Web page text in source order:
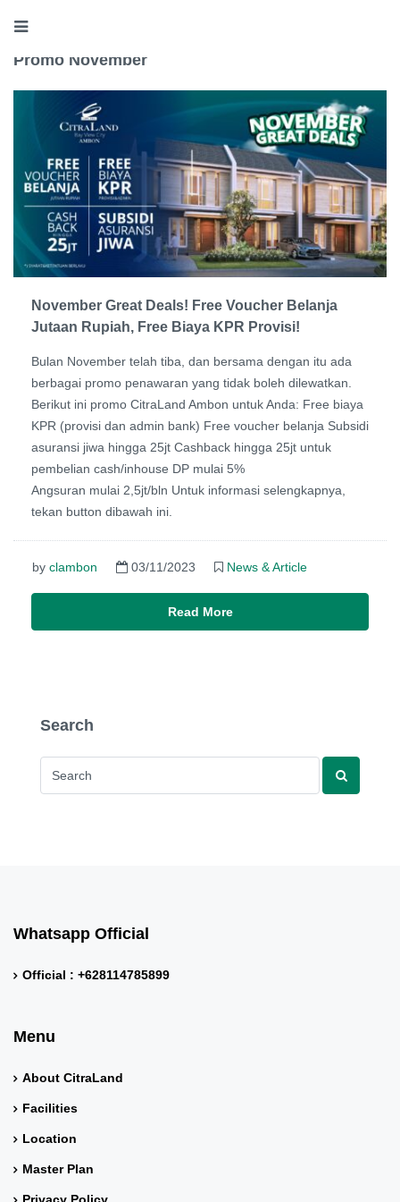
Promo November
November Great Deals! Free Voucher Belanja
Jutaan Rupiah, Free Biaya KPR Provisi!
Bulan November telah tiba, dan bersama dengan itu ada
berbagai promo penawaran yang tidak boleh dilewatkan.
Berikut ini promo CitraLand Ambon untuk Anda: Free biaya
KPR (provisi dan admin bank) Free voucher belanja Subsidi
asuransi jiwa hingga 25jt Cashback hingga 25jt untuk
pembelian cash/inhouse DP mulai 5%
Angsuran mulai 2,5jt/bln Untuk informasi selengkapnya,
tekan button dibawah ini.
by clambon 03/11/2023 News & Article
Read More
Search
Whatsapp Official
Official : +628114785899
Menu
About CitraLand
Facilities
Location
Master Plan